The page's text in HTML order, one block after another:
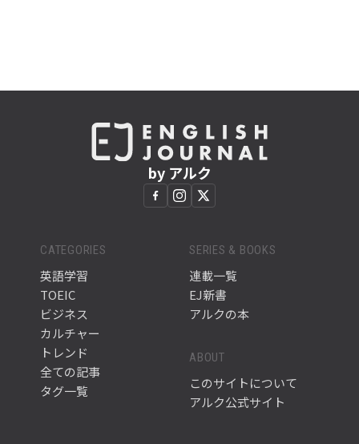
by アルク
CATEGORIES
英語学習
TOEIC
ビジネス
カルチャー
トレンド
全ての記事
タグ一覧
SERIES & BOOKS
連載一覧
EJ新書
アルクの本
ABOUT
このサイトについて
アルク公式サイト